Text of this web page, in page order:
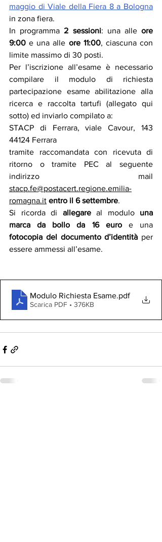
maggio di Viale della Fiera 8 a Bologna
in zona fiera.
In programma 2 sessioni: una alle ore
9:00 e una alle ore 11:00, ciascuna con
limite massimo di 30 posti.
Per l’iscrizione all’esame è necessario
compilare il modulo di richiesta
partecipazione esame abilitazione alla
ricerca e raccolta tartufi (allegato qui
sotto) ed inviarlo compilato a:
STACP di Ferrara, viale Cavour, 143
44124 Ferrara
tramite raccomandata con ricevuta di
ritorno o tramite PEC al seguente
stacp.fe@postacert.regione.emilia-
romagna.it entro il 6 settembre.
Si ricorda di allegare al modulo una
marca da bollo da 16 euro
fotocopia del documento d’identità per
essere ammessi all’esame.
Modulo Richiesta Esame.pdf
Scarica PDF • 376KB